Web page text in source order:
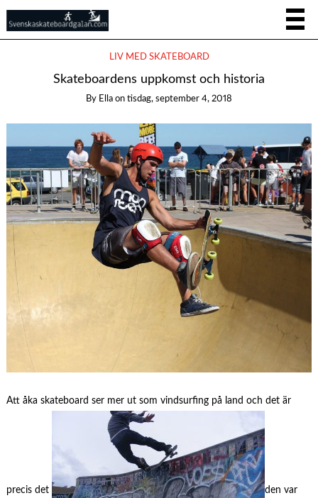
LIV MED SKATEBOARD
Skateboardens uppkomst och historia
By Ella on tisdag, september 4, 2018
Att åka skateboard ser mer ut som vindsurfing på land och det är
precis det den var